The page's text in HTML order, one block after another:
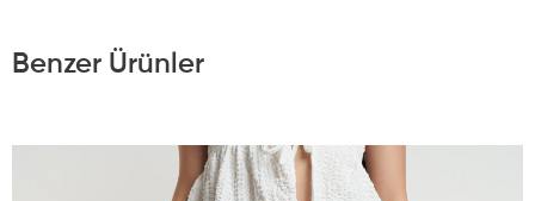
Benzer Ürünler